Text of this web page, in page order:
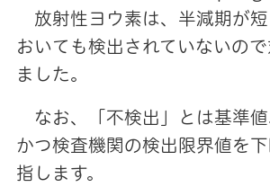
放射性ヨウ素は、半減期が短
おいても検出されていないの
ました。
なお、「不検出」とは基準値
かつ検査機関の検出限界値を
指します。